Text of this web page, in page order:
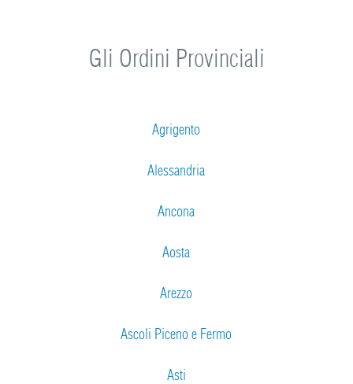
Gli Ordini Provinciali
Agrigento
Alessandria
Ancona
Aosta
Arezzo
Ascoli Piceno e Fermo
Asti